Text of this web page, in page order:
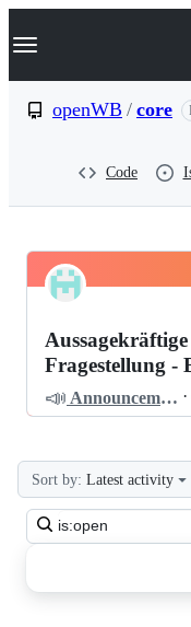
k
p
Navigation Menu
openWB / core
Code
openWB
Pinned
Aussagekräftige
Fragestellung -
dem Posten
📣 Announcements ·
Search
all
Sort by: Latest activity